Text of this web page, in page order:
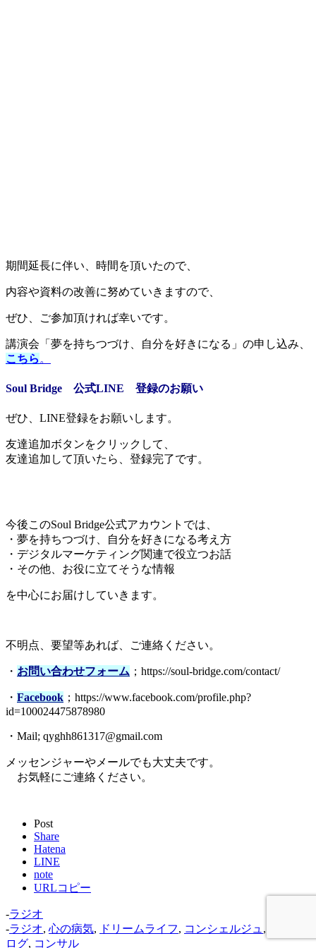
期間延長に伴い、時間を頂いたので、
内容や資料の改善に努めていきますので、
ぜひ、ご参加頂ければ幸いです。
講演会「夢を持ちつづけ、自分を好きになる」の申し込み、
こちら 。
Soul Bridge 公式LINE 登録のお願い
ぜひ、LINE登録をお願いします。
友達追加ボタンをクリックして、
友達追加して頂いたら、登録完了です。
今後このSoul Bridge公式アカウントでは、
・夢を持ちつづけ、自分を好きになる考え方
・デジタルマーケティング関連で役立つお話
・その他、お役に立てそうな情報
を中心にお届けしていきます。
不明点、要望等あれば、ご連絡ください。
・ お問い合わせフォーム ；https://soul-bridge.com/contact/
・ Facebook ；https://www.facebook.com/profile.php?
id=100024475878980
・Mail; qyghh861317@gmail.com
メッセンジャーやメールでも大丈夫です。
お気軽にご連絡ください。
Post
Share
Hatena
LINE
note
URLコピー
-ラジオ
-ラジオ, 心の病気, ドリームライフ, コンシェルジュ ,
ログ, コンサル